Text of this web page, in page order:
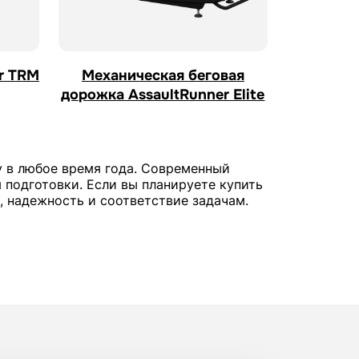
TRM
Механическая беговая
дорожка AssaultRunner Elite
любое время года. Современный
Если вы планируете купить
и соответствие задачам.